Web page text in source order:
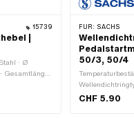
15739
|
· Ø
Gesamtlänge:
FÜR: SACHS
50/3, 50/4
einer Dichtlippe.
CHF 5.90